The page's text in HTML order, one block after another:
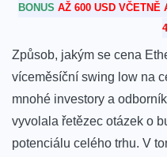
BONUS AŽ 600 USD VČETNĚ
Způsob, jakým se cena
víceměsíční swing low na
mnohé investory a
vyvolala řetězec⁤ otázek o‌
potenciálu celého trhu. V